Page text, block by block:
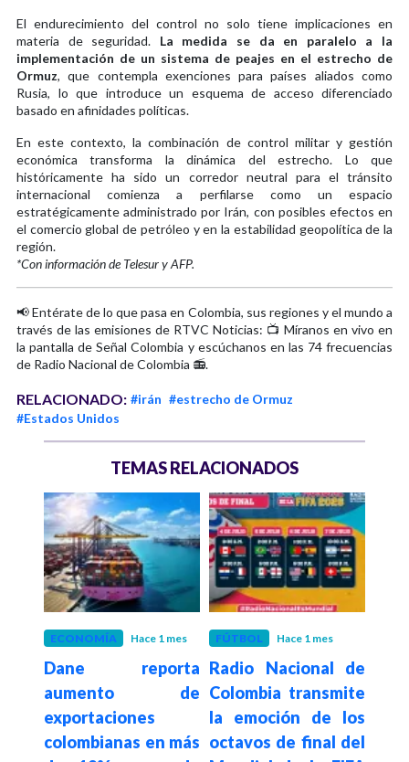
El endurecimiento del control no solo tiene implicaciones en
materia de seguridad. La medida se da en paralelo a la
implementación de un sistema de peajes en el estrecho de
Ormuz, que contempla exenciones para países aliados como
Rusia, lo que introduce un esquema de acceso diferenciado
basado en afinidades políticas.
En este contexto, la combinación de control militar y gestión
económica transforma la dinámica del estrecho. Lo que
históricamente ha sido un corredor neutral para el tránsito
internacional comienza a perfilarse como un espacio
estratégicamente administrado por Irán, con posibles efectos en
el comercio global de petróleo y en la estabilidad geopolítica de la
región.
*Con información de Telesur y AFP.
📢 Entérate de lo que pasa en Colombia, sus regiones y el mundo a
través de las emisiones de RTVC Noticias: 📺 Míranos en vivo en
la pantalla de Señal Colombia y escúchanos en las 74 frecuencias
de Radio Nacional de Colombia 📻.
RELACIONADO: #irán #estrecho de Ormuz
#Estados Unidos
TEMAS RELACIONADOS
ECONOMÍA Hace 1 mes
Dane reporta
aumento de
exportaciones
colombianas en más
FÚTBOL Hace 1 mes
Radio Nacional de
Colombia transmite
la emoción de los
octavos de final del